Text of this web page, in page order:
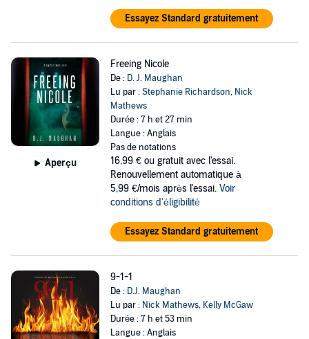
Essayez Standard gratuitement
Aperçu
Freeing Nicole
De : D. J. Maughan
Lu par :Stephanie Richardson, Nick
Mathews
Durée : 7 h et 27 min
Langue : Anglais
Pas de notations
16,99 € ou gratuit avec l'essai.
Renouvellement automatique à
5,99 €/mois après l'essai. Voir
conditions d'éligibilité
Essayez Standard gratuitement
9-1-1
De : D.J. Maughan
Lu par : Nick Mathews, Kelly McGaw
Durée : 7 h et 53 min
Langue : Anglais